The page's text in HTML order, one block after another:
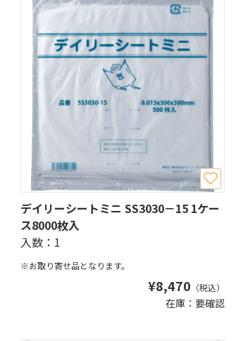
デイリーシートミニ SS3030－15 1ケー
ス8000枚入
入数：1
※お取り寄せ品となります。
¥8,470 （税込）
在庫：要確認